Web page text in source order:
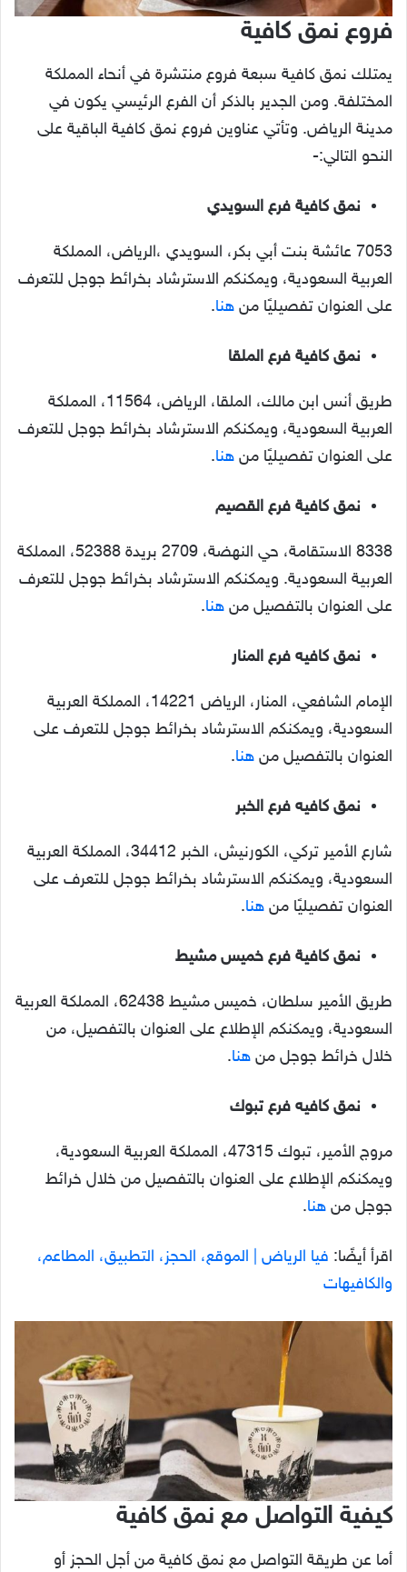
فروع نمق كافية
يمتلك نمق كافية سبعة فروع منتشرة في أنحاء المملكة
المختلفة. ومن الجدير بالذكر أن الفرع الرئيسي يكون في
مدينة الرياض. وتأتي عناوين فروع نمق كافية الباقية على
النحو التالي:-
نمق كافية فرع السويدي
7053 عائشة بنت أبي بكر، السويدي ،الرياض، المملكة
العربية السعودية، ويمكنكم الاسترشاد بخرائط جوجل للتعرف
على العنوان تفصيليًا من هنا.
نمق كافية فرع الملقا
طريق أنس ابن مالك، الملقا، الرياض، 11564، المملكة
العربية السعودية، ويمكنكم الاسترشاد بخرائط جوجل للتعرف
على العنوان تفصيليًا من هنا.
نمق كافية فرع القصيم
8338 الاستقامة، حي النهضة، 2709 بريدة 52388، المملكة
العربية السعودية. ويمكنكم الاسترشاد بخرائط جوجل للتعرف
على العنوان بالتفصيل من هنا.
نمق كافيه فرع المنار
الإمام الشافعي، المنار، الرياض 14221، المملكة العربية
السعودية، ويمكنكم الاسترشاد بخرائط جوجل للتعرف على
العنوان بالتفصيل من هنا.
نمق كافيه فرع الخبر
شارع الأمير تركي، الكورنيش، الخبر 34412، المملكة العربية
السعودية، ويمكنكم الاسترشاد بخرائط جوجل للتعرف على
العنوان تفصيليًا من هنا.
نمق كافية فرع خميس مشيط
طريق الأمير سلطان، خميس مشيط 62438، المملكة العربية
السعودية، ويمكنكم الإطلاع على العنوان بالتفصيل، من
خلال خرائط جوجل من هنا.
نمق كافيه فرع تبوك
مروج الأمير، تبوك 47315، المملكة العربية السعودية،
ويمكنكم الإطلاع على العنوان بالتفصيل من خلال خرائط
جوجل من هنا.
اقرأ أيضًا: فيا الرياض | الموقع، الحجز، التطبيق، المطاعم،
والكافيهات
كيفية التواصل مع نمق كافية
أما عن طريقة التواصل مع نمق كافية من أجل الحجز أو